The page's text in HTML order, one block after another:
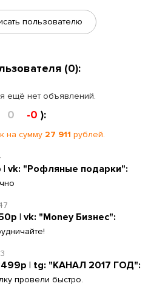
пользователю
(0):
ещё нет объявлений.
0 -0 ):
на сумму 27 911 рублей.
| vk: "Рофляные подарки":
| vk: "Money Бизнес":
| tg: "КАНАЛ 2017 ГОД":
провели быстро.